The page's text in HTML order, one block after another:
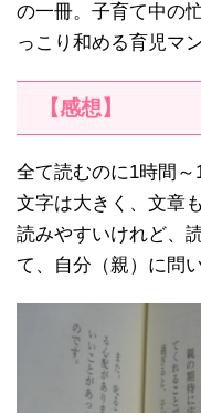
の一冊。子育て中の
っこり和める育児マ
【感想】
全て読むのに1時間～
文字は大きく、文章も
読みやすいけれど、
て、自分（親）に問